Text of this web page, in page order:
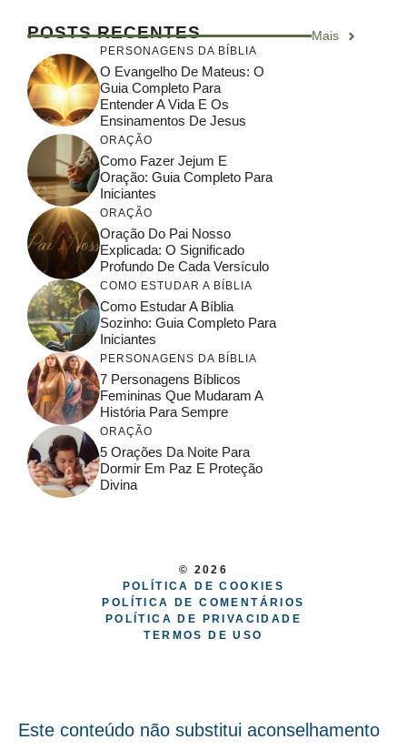
POSTS RECENTES Mais
PERSONAGENS DA BÍBLIA
O Evangelho De Mateus: O
Guia Completo Para
Entender A Vida E Os
Ensinamentos De Jesus
ORAÇÃO
Como Fazer Jejum E
Oração: Guia Completo Para
Iniciantes
ORAÇÃO
Oração Do Pai Nosso
Explicada: O Significado
Profundo De Cada Versículo
COMO ESTUDAR A BÍBLIA
Como Estudar A Bíblia
Sozinho: Guia Completo Para
Iniciantes
PERSONAGENS DA BÍBLIA
7 Personagens Bíblicos
Femininas Que Mudaram A
História Para Sempre
ORAÇÃO
5 Orações Da Noite Para
Dormir Em Paz E Proteção
Divina
© 2026
POLÍTICA DE COOKIES
POLÍTICA DE COMENTÁRIOS
POLÍTICA DE PRIVACIDADE
TERMOS DE USO
Este conteúdo não substitui aconselhamento